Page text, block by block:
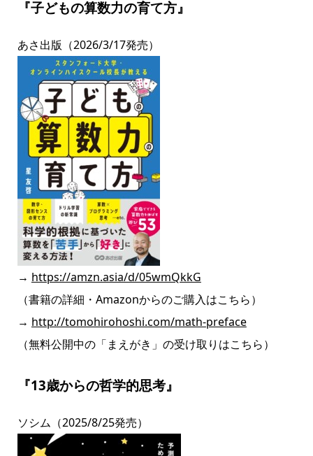
『子どもの算数力の育て方』
あさ出版 （2026/3/17発売）
→ https://amzn.asia/d/05wmQkkG
（書籍の詳細・Amazonからのご購入はこちら）
→ http://tomohirohoshi.com/math-preface
（無料公開中の「まえがき」の受け取りはこちら）
『13歳からの哲学的思考』
ソシム （2025/8/25発売）